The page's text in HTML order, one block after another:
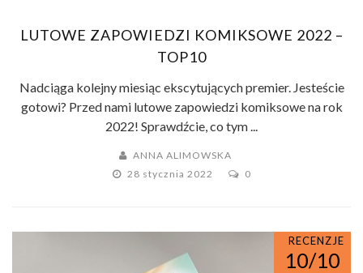
LUTOWE ZAPOWIEDZI KOMIKSOWE 2022 –
TOP10
Nadciąga kolejny miesiąc ekscytujących premier. Jesteście
gotowi? Przed nami lutowe zapowiedzi komiksowe na rok
2022! Sprawdźcie, co tym ...
ANNA ALIMOWSKA
28 stycznia 2022
0
RECENZJE
10/10